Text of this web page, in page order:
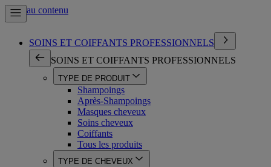
Aller au contenu
SOINS ET COIFFANTS PROFESSIONNELS
SOINS ET COIFFANTS PROFESSIONNELS
TYPE DE PRODUIT
Shampoings
Après-Shampoings
Masques cheveux
Soins cheveux
Coiffants
Tous les produits
TYPE DE CHEVEUX